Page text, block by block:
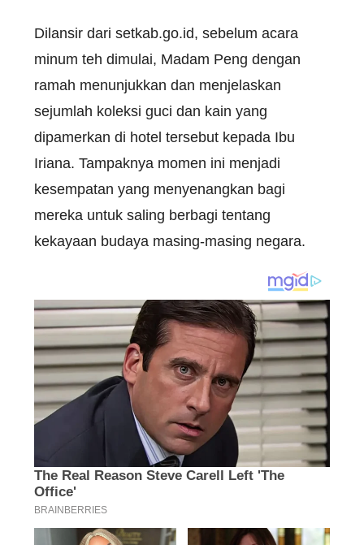
Dilansir dari setkab.go.id, sebelum acara
minum teh dimulai, Madam Peng dengan
ramah menunjukkan dan menjelaskan
sejumlah koleksi guci dan kain yang
dipamerkan di hotel tersebut kepada Ibu
Iriana. Tampaknya momen ini menjadi
kesempatan yang menyenangkan bagi
mereka untuk saling berbagi tentang
kekayaan budaya masing-masing negara.